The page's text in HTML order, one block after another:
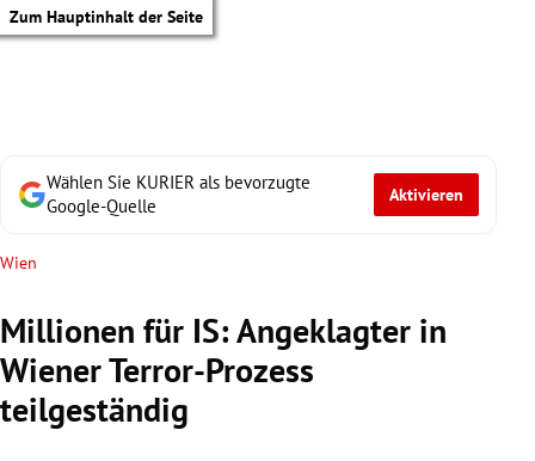
Zum Hauptinhalt der Seite
Wählen Sie KURIER als bevorzugte
Google-Quelle
Aktivieren
Wien
Millionen für IS: Angeklagter in
Wiener Terror-Prozess
teilgeständig